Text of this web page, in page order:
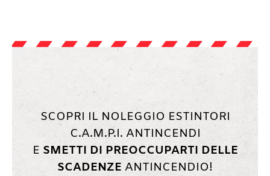
SCOPRI IL NOLEGGIO ESTINTORI
C.A.M.P.I. ANTINCENDI
E SMETTI DI PREOCCUPARTI DELLE
SCADENZE ANTINCENDIO!